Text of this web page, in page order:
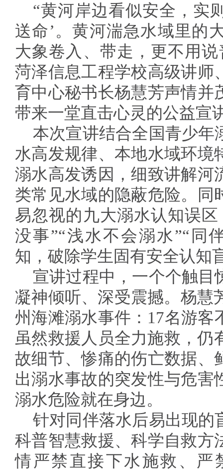
“黄河岸边看似安全，实
送命’。黄河湍急水域里的
大象卷入、带走，更不用
菏泽信息工程学校高级讲师
育中心秘书长杨慧芳声情并
带来一堂直击心灵的公益宣
本次宣讲结合全国青少年
水高发规律、本地水域环境
溺水高发诱因，细致讲解河
类常见水域的隐蔽危险。同
易忽视的九大溺水认知误
没事”“浅水不会溺水”“同
知，破除学生固有安全认知
宣讲过程中，一个个触目
凝神倾听、深受震撼。杨慧
州海滩溺水事件：17名游
虽然救援人员全力施救，仍
故细节、惨痛的伤亡数据、
出溺水事故的突发性与危害
溺水危险就在身边。
针对同伴落水后易出现的
科普智慧救援、科学自救方
情严禁直接下水施救、严